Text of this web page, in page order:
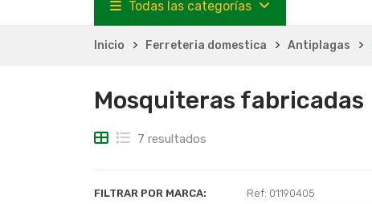
Todas las categorías
Inicio Ferreteria domestica Antiplagas
Mosquiteras fabricadas
7 resultados
FILTRAR POR MARCA: Ref: 01190405